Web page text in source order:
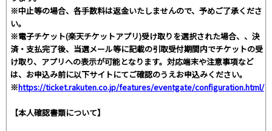
※中止等の場合、各手数料は返金いたしませんので、予めご了承くださ
い。
※電子チケット(楽天チケットアプリ)受け取りを選択された場合、、決
済・支払完了後、当選メール等に記載の引取受付期間内でチケットの受
け取り、アプリへの表示が可能となります。対応端末や注意事項など
は、お申込み前に以下サイトにてご確認のうえお申込みください。
※https://ticket.rakuten.co.jp/features/eventgate/configuration.html/
【本人確認書類について】